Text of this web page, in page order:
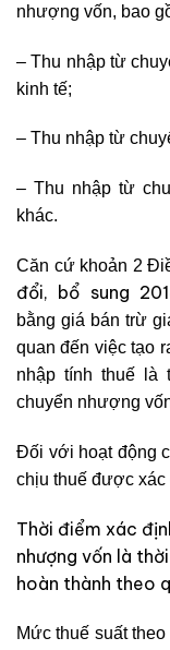
nhượng vốn, bao
– Thu nhập từ
kinh tế;
– Thu nhập từ
– Thu nhập từ
khác.
Căn cứ khoản 2
đổi, bổ sung
bằng giá bán trừ
quan đến việc tạo
nhập tính thuế là
chuyển nhượng
Đối với hoạt động
chịu thuế được
Thời điểm xác
nhượng vốn là
hoàn thành theo
Mức thuế suất